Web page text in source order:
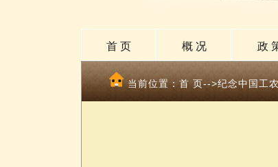
首 页 概 况 政
当前位置： 首 页-->纪念中国工